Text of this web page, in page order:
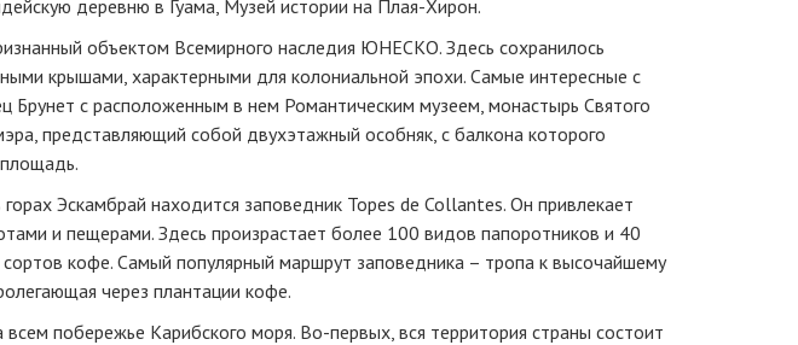
деревню в Гуама, Музей истории на Плая-Хирон.
объектом Всемирного наследия ЮНЕСКО. Здесь сохранилось
крышами, характерными для колониальной эпохи. Самые интересные с
Брунет с расположенным в нем Романтическим музеем, монастырь Святого
представляющий собой двухэтажный особняк, с балкона которого
Эскамбрай находится заповедник Topes de Collantes. Он привлекает
и пещерами. Здесь произрастает более 100 видов папоротников и 40
кофе. Самый популярный маршрут заповедника – тропа к высочайшему
через плантации кофе.
побережье Карибского моря. Во-первых, вся территория страны состоит